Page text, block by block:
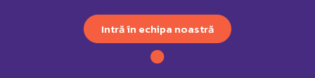
Intră în echipa noastră